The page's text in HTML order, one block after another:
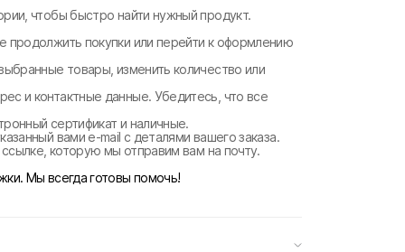
чтобы быстро найти нужный продукт.
продолжить покупки или перейти к оформлению
товары, изменить количество или
и контактные данные. Убедитесь, что все
сертификат и наличные.
вами e-mail с деталями вашего заказа.
которую мы отправим вам на почту.
Мы всегда готовы помочь!